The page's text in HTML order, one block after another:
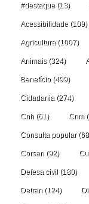
#destaque (13)
Acessibilidade (109)
Agricultura (1007)
Animais(324)
Benefício(499)
Cidadania (274)
Cnh (61) Cnm
Consulta popular
Corsan (92)
Defesa civil (180)
Detran (124)